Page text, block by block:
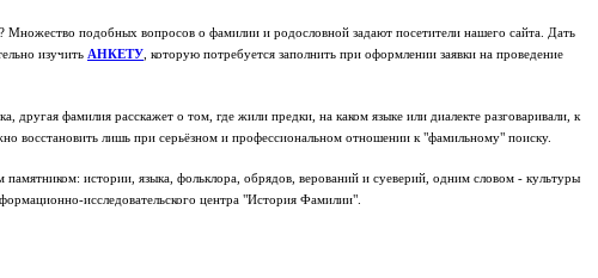
подобных вопросов о фамилии и родословной задают посетители нашего сайта. Дать
изучить АНКЕТУ , которую потребуется заполнить при оформлении заявки на проведение
фамилия расскажет о том, где жили предки, на каком языке или диалекте разговаривали, к
восстановить лишь при серьёзном и профессиональном отношении к "фамильному" поиску.
истории, языка, фольклора, обрядов, верований и суеверий, одним словом - культуры
исследовательского центра "История Фамилии".